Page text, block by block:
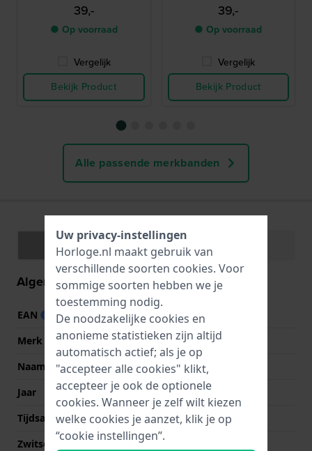
39,-
● Op voorraad
Vergelijk
Bekijk Product
39,-
● Op voorraad
Vergelijk
Bekijk Product
Alle passende merkbanden
Specificaties Functies
Algemene informatie
EAN
4051432729225
Merk
Fossil
Naam
Georgia
Jaar
2012 Herfst/Winter
Tijdsaanduiding
Analoog
Zwitsers fabricaat
Nee
Uw privacy-instellingen
Horloge.nl maakt gebruik van
verschillende soorten cookies. Voor
sommige soorten hebben we je
toestemming nodig.
De noodzakelijke cookies en
anonieme statistieken zijn altijd
automatisch actief; als je op
"accepteer alle cookies" klikt,
accepteer je ook de optionele
cookies. Wanneer je zelf wilt kiezen
welke cookies je aanzet, klik je op
“cookie instellingen”.